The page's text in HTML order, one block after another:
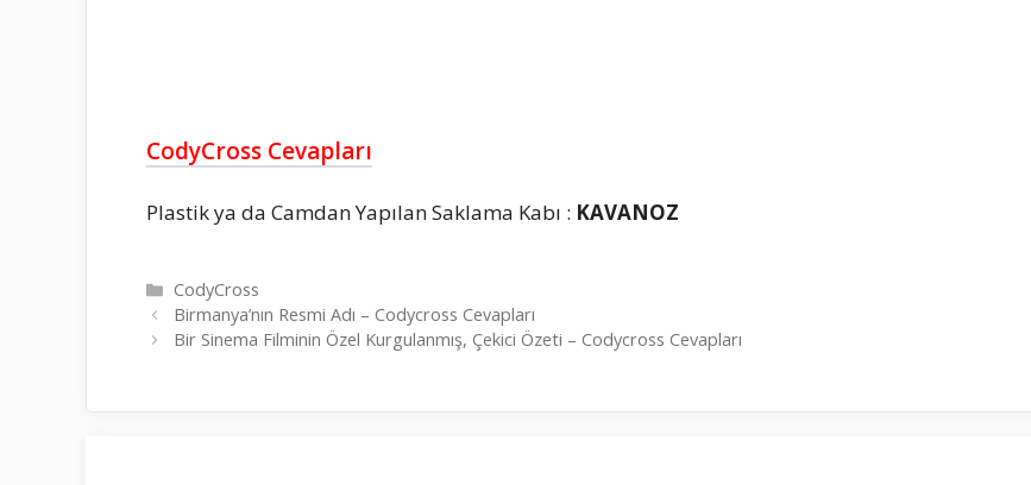
CodyCross Cevapları
Plastik ya da Camdan Yapılan Saklama Kabı : KAVANOZ
Kategoriler
CodyCross
Birmanya’nın Resmi Adı – Codycross Cevapları
Bir Sinema Filminin Özel Kurgulanmış, Çekici Özeti – Codycross Cevapları